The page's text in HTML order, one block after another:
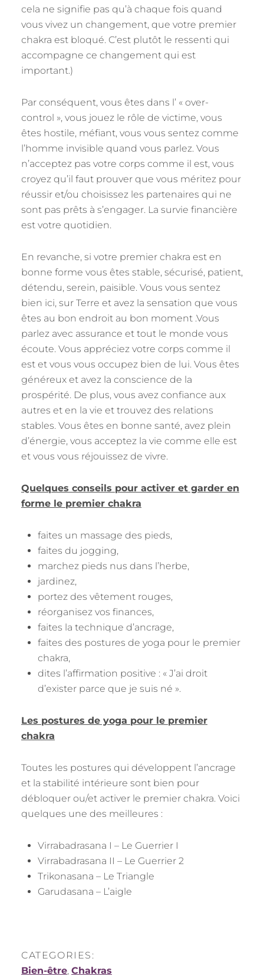
cela ne signifie pas qu’à chaque fois quand
vous vivez un changement, que votre premier
chakra est bloqué. C’est plutôt le ressenti qui
accompagne ce changement qui est
important.)
Par conséquent, vous êtes dans l’ « over-
control », vous jouez le rôle de victime, vous
êtes hostile, méfiant, vous vous sentez comme
l’homme invisible quand vous parlez. Vous
n’acceptez pas votre corps comme il est, vous
croyez qu’il faut prouver que vous méritez pour
réussir et/ou choisissez les partenaires qui ne
sont pas prêts à s’engager. La survie financière
est votre quotidien.
En revanche, si votre premier chakra est en
bonne forme vous êtes stable, sécurisé, patient,
détendu, serein, paisible. Vous vous sentez
bien ici, sur Terre et avez la sensation que vous
êtes au bon endroit au bon moment .Vous
parlez avec assurance et tout le monde vous
écoute. Vous appréciez votre corps comme il
est et vous vous occupez bien de lui. Vous êtes
généreux et avez la conscience de la
prospérité. De plus, vous avez confiance aux
autres et en la vie et trouvez des relations
stables. Vous êtes en bonne santé, avez plein
d’énergie, vous acceptez la vie comme elle est
et vous vous réjouissez de vivre.
Quelques conseils pour activer et garder en
forme le premier chakra
faites un massage des pieds,
faites du jogging,
marchez pieds nus dans l’herbe,
jardinez,
portez des vêtement rouges,
réorganisez vos finances,
faites la technique d’ancrage,
faites des postures de yoga pour le premier
chakra,
dites l’affirmation positive : « J’ai droit
d’exister parce que je suis né ».
Les postures de yoga pour le premier
chakra
Toutes les postures qui développent l’ancrage
et la stabilité intérieure sont bien pour
débloquer ou/et activer le premier chakra. Voici
quelques une des meilleures :
Virrabadrasana I – Le Guerrier I
Virrabadrasana II – Le Guerrier 2
Trikonasana – Le Triangle
Garudasana – L’aigle
CATEGORIES:
Bien-être, Chakras